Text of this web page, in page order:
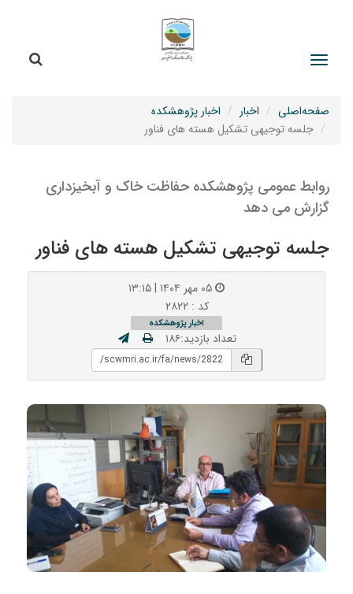
صفحه‌اصلی اخبار
اخبار پژوهشکده
جلسه توجیهی تشکیل هسته های فناور
روابط عمومی پژوهشکده حفاظت خاک و آبخیزداری
گزارش می دهد
جلسه توجیهی تشکیل هسته های فناور
کد : ۲۸۲۲
اخبار پژوهشکده
تعداد بازدید:۱۸۶